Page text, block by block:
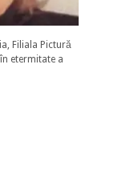
Filiala Pictură
etermitate a